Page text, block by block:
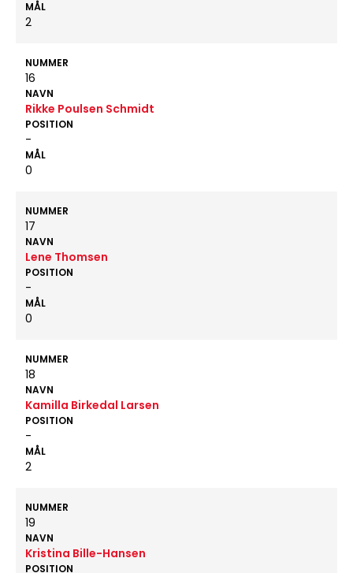
MÅL
2
NUMMER
16
NAVN
Rikke Poulsen Schmidt
POSITION
-
MÅL
0
NUMMER
17
NAVN
Lene Thomsen
POSITION
-
MÅL
0
NUMMER
18
NAVN
Kamilla Birkedal Larsen
POSITION
-
MÅL
2
NUMMER
19
NAVN
Kristina Bille-Hansen
POSITION